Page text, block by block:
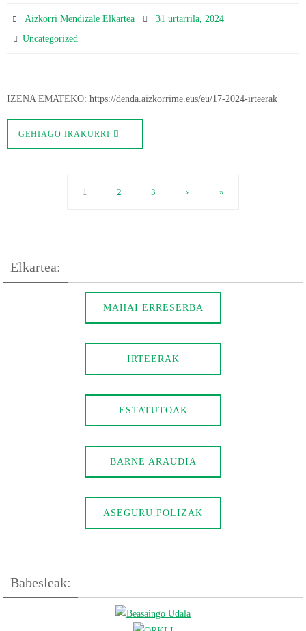
Aizkorri Mendizale Elkartea
31 urtarrila, 2024
Uncategorized
IZENA EMATEKO: https://denda.aizkorrime.eus/eu/17-2024-irteerak
GEHIAGO IRAKURRI
1 2 3 › »
Elkartea:
MAHAI ERRESERBA
IRTEERAK
ESTATUTOAK
BARNE ARAUDIA
ASEGURU POLIZAK
Babesleak: